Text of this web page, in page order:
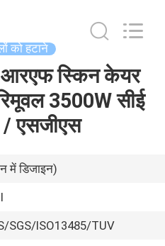
को हटाने
आरएफ स्किन केयर
3500W सीई
एसजीएस
में डिजाइन)
SGS/ISO13485/TUV